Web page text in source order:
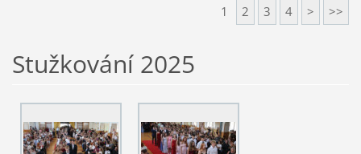
1 2 3 4 > >>
Stužkování 2025